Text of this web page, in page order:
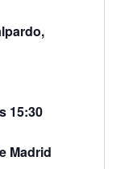
15:30
Madrid